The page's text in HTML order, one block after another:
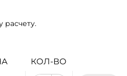
расчету.
КОЛ-ВО